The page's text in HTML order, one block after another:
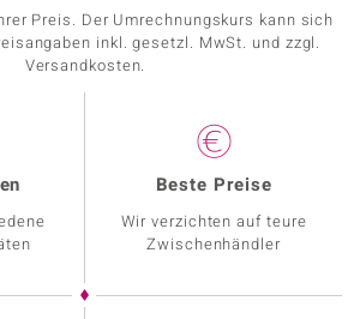
Preis. Der Umrechnungskurs kann sich
inkl. gesetzl. MwSt. und zzgl.
Versandkosten.
Beste Preise
Wir verzichten auf teure
Zwischenhändler